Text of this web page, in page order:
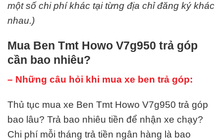
một số chi phí khác tại từng địa chỉ đăng ký khác
nhau.)
Mua Ben Tmt Howo V7g950 trả góp
cần bao nhiêu?
– Những câu hỏi khi mua xe ben trả góp:
Thủ tục mua xe Ben Tmt Howo V7g950 trả góp
bao lâu? Trả bao nhiêu tiền để nhận xe chạy?
Chi phí mỗi tháng trả tiền ngân hàng là bao